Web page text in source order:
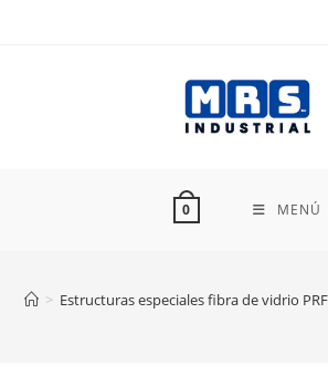
0 MENÚ
> Estructuras especiales fibra de vidrio